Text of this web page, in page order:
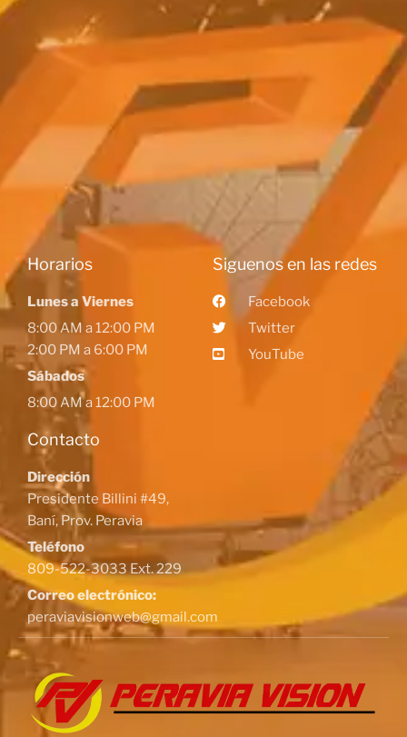
Horarios
Lunes a Viernes
8:00 AM a 12:00 PM
2:00 PM a 6:00 PM
Sábados
8:00 AM a 12:00 PM
Contacto
Dirección
Presidente Billini #49,
Baní, Prov. Peravia
Teléfono
809-522-3033 Ext. 229
Correo electrónico:
peraviavisionweb@gmail.com
Siguenos en las redes
Facebook
Twitter
YouTube